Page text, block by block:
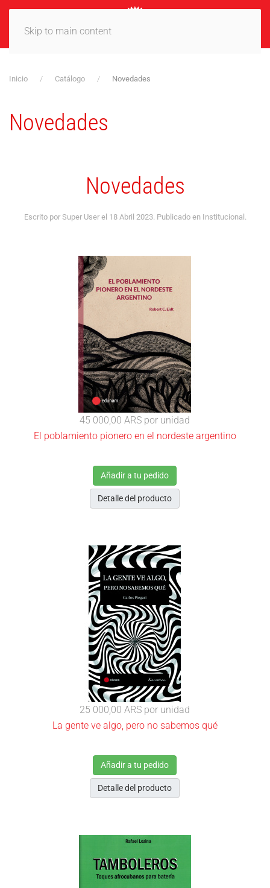
Skip to main content
Inicio Catálogo Novedades
Novedades
Novedades
Escrito por Super User el 18 Abril 2023. Publicado en Institucional .
45 000,00 ARS por unidad
El poblamiento pionero en el nordeste argentino
Añadir a tu pedido
Detalle del producto
25 000,00 ARS por unidad
La gente ve algo, pero no sabemos qué
Añadir a tu pedido
Detalle del producto